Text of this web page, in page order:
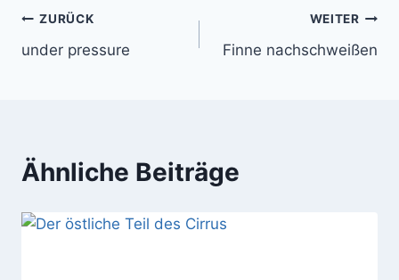
Beitragsnavigation
ZURÜCK
under pressure
WEITER
Finne nachschweißen
Ähnliche Beiträge